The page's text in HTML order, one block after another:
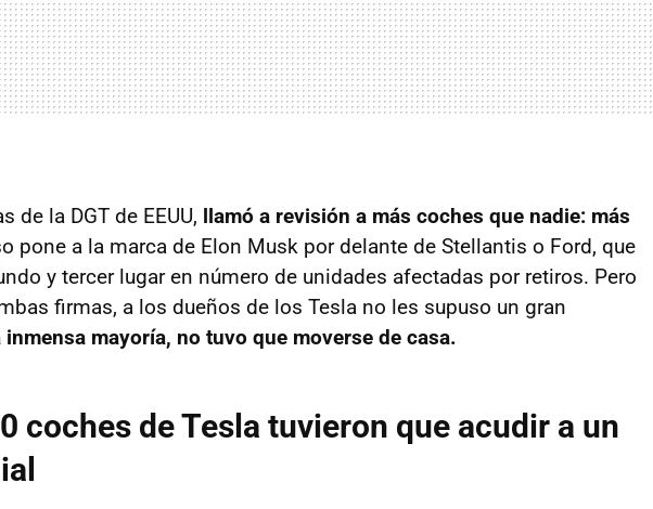
de la DGT de EEUU, llamó a revisión a más coches que nadie: más
pone a la marca de Elon Musk por delante de Stellantis o Ford, que
y tercer lugar en número de unidades afectadas por retiros. Pero
firmas, a los dueños de los Tesla no les supuso un gran
inmensa mayoría, no tuvo que moverse de casa.
coches de Tesla tuvieron que acudir a un